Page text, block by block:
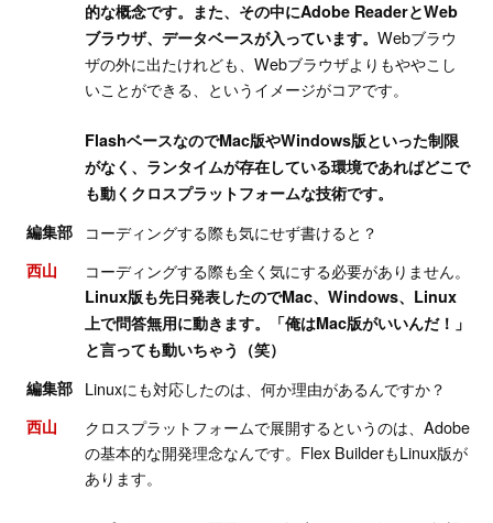
的な概念です。また、その中にAdobe ReaderとWeb
ブラウザ、データベースが入っています。 Webブラウ
ザの外に出たけれども、Webブラウザよりもややこし
いことができる、というイメージがコアです。
FlashベースなのでMac版やWindows版といった制限
がなく、ランタイムが存在している環境であればどこで
も動くクロスプラットフォームな技術です。
編集部
コーディングする際も気にせず書けると？
西山 コーディングする際も全く気にする必要がありません。
Linux版も先日発表したのでMac、Windows、Linux
上で問答無用に動きます。「俺はMac版がいいんだ！」
と言っても動いちゃう（笑）
編集部 Linuxにも対応したのは、何か理由があるんですか？
西山
クロスプラットフォームで展開するというのは、Adobe
の基本的な開発理念なんです。Flex BuilderもLinux版が
あります。